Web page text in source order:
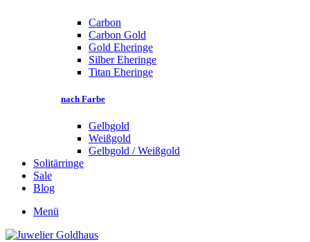
Carbon
Carbon Gold
Gold Eheringe
Silber Eheringe
Titan Eheringe
nach Farbe
Gelbgold
Weißgold
Gelbgold / Weißgold
Solitärringe
Sale
Blog
Menü